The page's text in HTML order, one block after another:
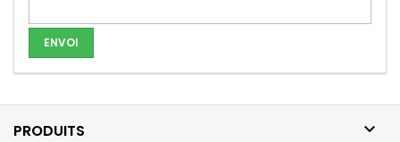
ENVOI
PRODUITS 